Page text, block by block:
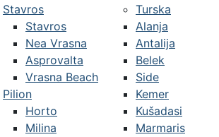
Stavros
Stavros
Nea Vrasna
Asprovalta
Vrasna Beach
Pilion
Horto
Milina
Turska
Alanja
Antalija
Belek
Side
Kemer
Kušadasi
Marmaris